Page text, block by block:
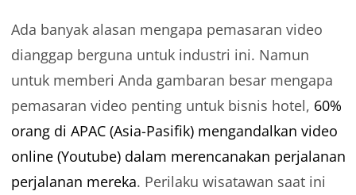
Ada banyak alasan mengapa pemasaran video
dianggap berguna untuk industri ini. Namun
untuk memberi Anda gambaran besar mengapa
pemasaran video penting untuk bisnis hotel, 60%
orang di APAC (Asia-Pasifik) mengandalkan video
online (Youtube) dalam merencanakan perjalanan
perjalanan mereka. Perilaku wisatawan saat ini